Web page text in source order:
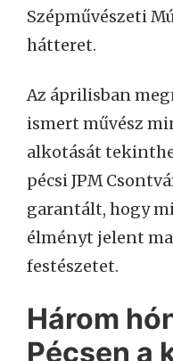
Szépművészeti
hátteret.
Az áprilisban
ismert művész
alkotását
pécsi JPM
garantált, hogy
élményt jelent
festészetet.
Három
Pécsen a